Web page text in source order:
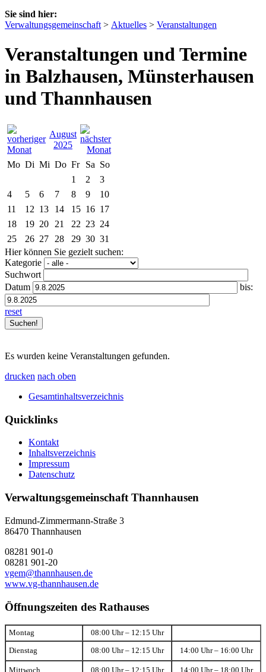
Sie sind hier:
Verwaltungsgemeinschaft > Aktuelles > Veranstaltungen
Veranstaltungen und Termine
in Balzhausen, Münsterhausen
und Thannhausen
August
2025
Mo Di Mi Do Fr Sa So
1
2
3
4
5 6 7 8 9
10
11
12 13 14 15 16 17
18
19 20 21 22 23 24
25
26 27 28 29 30 31
Hier können Sie gezielt suchen:
Kategorie
Suchwort
Datum
bis:
reset
Es wurden keine Veranstaltungen gefunden.
drucken nach oben
Gesamtinhaltsverzeichnis
Quicklinks
Kontakt
Inhaltsverzeichnis
Impressum
Datenschutz
Verwaltungsgemeinschaft Thannhausen
Edmund-Zimmermann-Straße 3
86470 Thannhausen
08281 901-0
08281 901-20
vgem@thannhausen.de
www.vg-thannhausen.de
Öffnungszeiten des Rathauses
Montag 08:00 Uhr – 12:15 Uhr
Dienstag 08:00 Uhr – 12:15 Uhr 14:00 Uhr – 16:00 Uhr